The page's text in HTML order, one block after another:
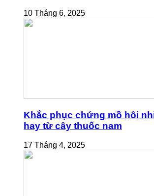
10 Tháng 6, 2025
Khắc phục chứng mồ hôi
hay từ cây thuốc nam
17 Tháng 4, 2025